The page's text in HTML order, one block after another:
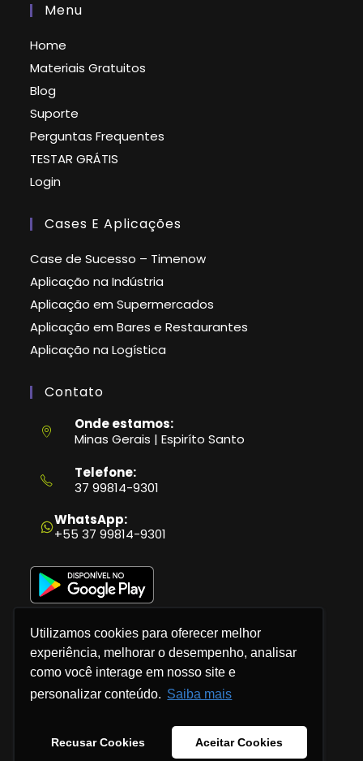
Utilizamos cookies para oferecer melhor
experiência, melhorar o desempenho, analisar
como você interage em nosso site e
personalizar conteúdo. Saiba mais
Recusar Cookies Aceitar Cookies
Menu
Home
Materiais Gratuitos
Blog
Suporte
Perguntas Frequentes
TESTAR GRÁTIS
Login
Cases E Aplicações
Case de Sucesso – Timenow
Aplicação na Indústria
Aplicação em Supermercados
Aplicação em Bares e Restaurantes
Aplicação na Logística
Contato
Onde estamos:
Minas Gerais | Espiríto Santo
Telefone:
37 99814-9301
em
seu
aplicativo
WhatsApp:
+55 37 99814-9301
Política de Privacidade